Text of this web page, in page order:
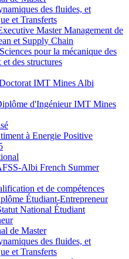
des fluides, et
et Transferts
Master Management de
et Supply Chain
pour la mécanique des
et des structures
IMT Mines Albi
d'Ingénieur IMT Mines
à Energie Positive
Albi French Summer
et de compétences
Étudiant-Entrepreneur
National Étudiant
de Master
des fluides, et
et Transferts